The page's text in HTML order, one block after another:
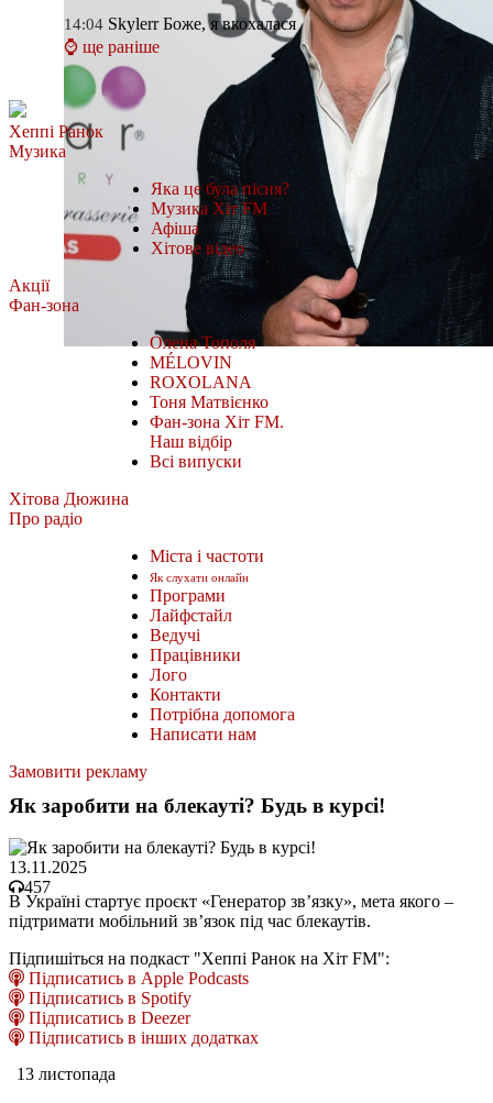
14:04 Skylerr Боже, я вкохалася
⌚ ще раніше
Хеппі Ранок
Музика
Яка це була пісня?
Музика Хіт FM
Афіша
Хітове відео
Акції
Фан-зона
Олена Тополя
MÉLOVIN
ROXOLANA
Тоня Матвієнко
Фан-зона Хіт FM.
Наш відбір
Всі випуски
Хітова Дюжина
Про радіо
Міста і частоти
Як слухати онлайн
Програми
Лайфстайл
Ведучі
Працівники
Лого
Контакти
Потрібна допомога
Написати нам
Замовити рекламу
Як заробити на блекауті? Будь в курсі!
13.11.2025
457
В Україні стартує проєкт «Генератор зв’язку», мета якого –
підтримати мобільний зв’язок під час блекаутів.
Підпишіться на подкаст "Хеппі Ранок на Хіт FM":
Підписатись в Apple Podcasts
Підписатись в Spotify
Підписатись в Deezer
Підписатись в інших додатках
13 листопада